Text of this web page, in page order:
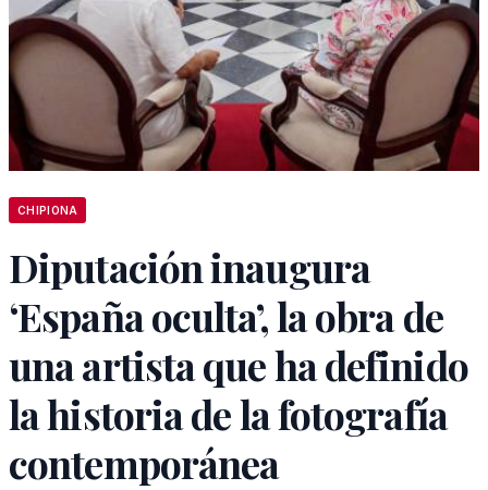
CHIPIONA
Diputación inaugura
‘España oculta’, la obra de
una artista que ha definido
la historia de la fotografía
contemporánea